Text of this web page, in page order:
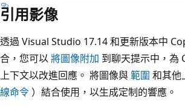
引用影像
透過 Visual Studio 17.14 和更新版本中
合，您可以將圖像附加 到聊天提示中，為
上下文以改進回應。 將圖像與範圍 和其他
線命令 ）結合使用，以生成定制的響應。